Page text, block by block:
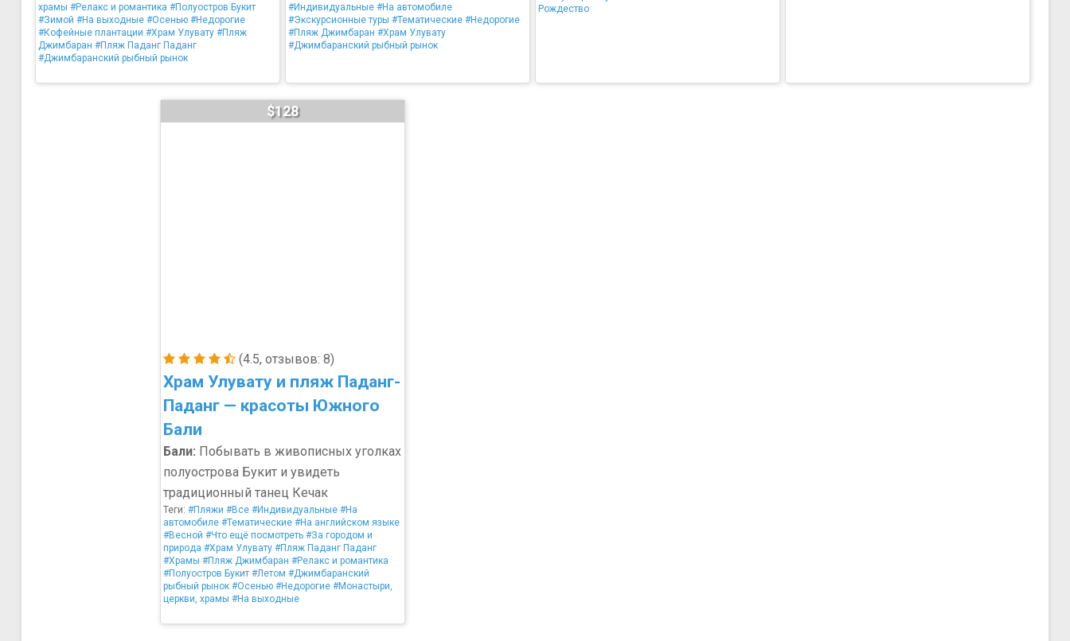
храмы #Релакс и романтика #Полуостров Букит
#Зимой #На выходные #Осенью #Недорогие
#Кофейные плантации #Храм Улувату #Пляж
Джимбаран #Пляж Паданг Паданг
#Джимбаранский рыбный рынок
#Индивидуальные #На автомобиле
#Экскурсионные туры #Тематические #Недорогие
#Пляж Джимбаран #Храм Улувату
#Джимбаранский рыбный рынок
Рождество
(4.5, отзывов: 8)
Храм Улувату и пляж Паданг-
Паданг — красоты Южного
Бали
$128
Бали: Побывать в живописных уголках
полуострова Букит и увидеть
традиционный танец Кечак
Теги: #Пляжи #Все #Индивидуальные #На
автомобиле #Тематические #На английском языке
#Весной #Что ещё посмотреть #За городом и
природа #Храм Улувату #Пляж Паданг Паданг
#Храмы #Пляж Джимбаран #Релакс и романтика
#Полуостров Букит #Летом #Джимбаранский
рыбный рынок #Осенью #Недорогие #Монастыри,
церкви, храмы #На выходные